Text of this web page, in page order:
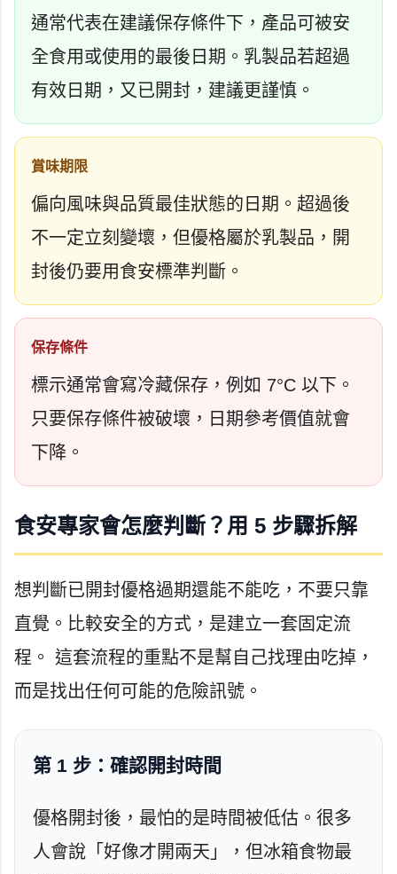
通常代表在建議保存條件下，產品可被安
全食用或使用的最後日期。乳製品若超過
有效日期，又已開封，建議更謹慎。
賞味期限
偏向風味與品質最佳狀態的日期。超過後
不一定立刻變壞，但優格屬於乳製品，開
封後仍要用食安標準判斷。
保存條件
標示通常會寫冷藏保存，例如 7°C 以下。
只要保存條件被破壞，日期參考價值就會
下降。
食安專家會怎麼判斷？用 5 步驟拆解
想判斷已開封優格過期還能不能吃，不要只靠
直覺。比較安全的方式，是建立一套固定流
程。 這套流程的重點不是幫自己找理由吃掉，
而是找出任何可能的危險訊號。
第 1 步：確認開封時間
優格開封後，最怕的是時間被低估。很多
人會說「好像才開兩天」，但冰箱食物最